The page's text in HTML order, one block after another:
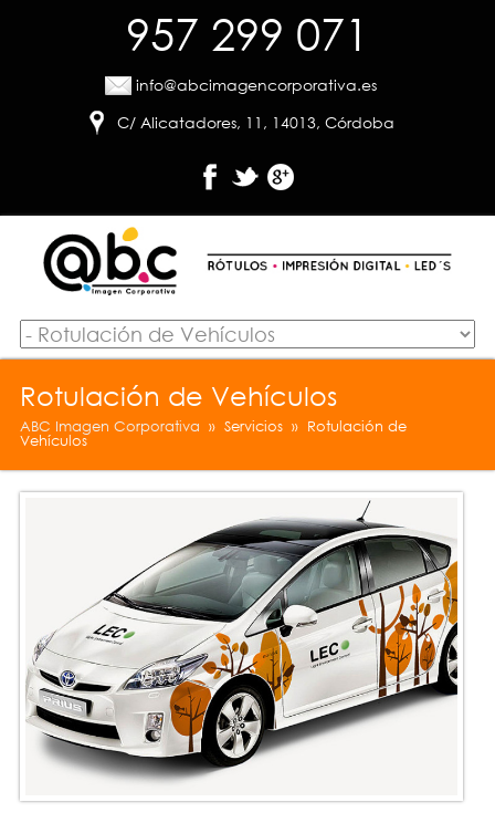
957 299 071
info@abcimagencorporativa.es
C/ Alicatadores, 11, 14013, Córdoba
Rotulación de Vehículos
ABC Imagen Corporativa » Servicios » Rotulación de
Vehículos